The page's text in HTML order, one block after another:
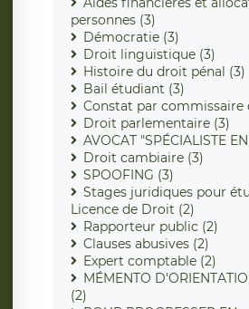
personnes (3)
Démocratie (3)
Droit linguistique (3)
Histoire du droit pénal (3)
Bail étudiant (3)
Constat par commissaire
Droit parlementaire (3)
AVOCAT "SPÉCIALISTE
Droit cambiaire (3)
SPOOFING (3)
Stages juridiques pour
Licence de Droit (2)
Rapporteur public (2)
Clauses abusives (2)
Expert comptable (2)
MÉMENTO
(2)